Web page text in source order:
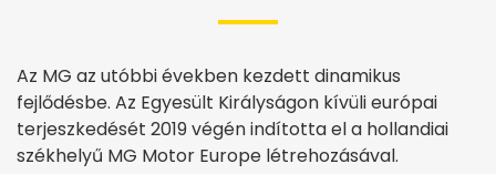
Az MG az utóbbi években kezdett dinamikus
fejlődésbe. Az Egyesült Királyságon kívüli európai
terjeszkedését 2019 végén indította el a hollandiai
székhelyű MG Motor Europe létrehozásával.